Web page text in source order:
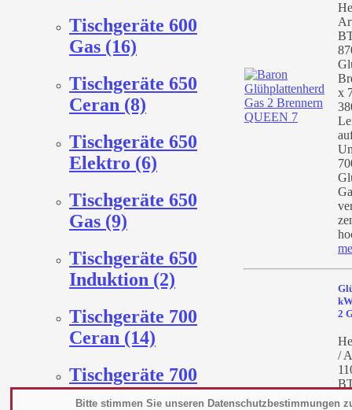
Bitte stimmen Sie unseren Datenschutzbestimmungen
Tischgeräte 600
Gas (16)
Tischgeräte 650
Ceran (8)
Tischgeräte 650
Elektro (6)
Tischgeräte 650
Gas (9)
Tischgeräte 650
Induktion (2)
Tischgeräte 700
Ceran (14)
Tischgeräte 700
Elektro (26)
x
2
/